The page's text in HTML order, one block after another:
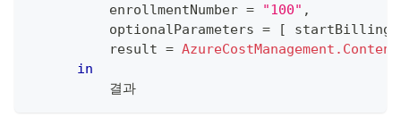
          enrollmentNumber
= "100" ,
          optionalParameters
= [
          result
=
in
          결과